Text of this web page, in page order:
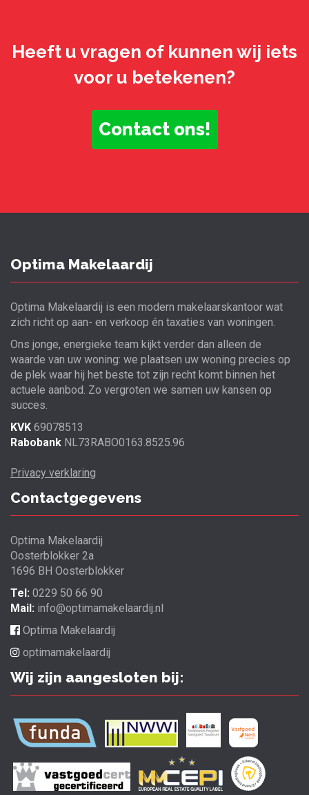
Heeft u vragen of kunnen wij iets
voor u betekenen?
Contact ons!
Optima Makelaardij
Optima Makelaardij is een modern makelaarskantoor wat
zich richt op aan- en verkoop én taxaties van woningen.
Ons jonge, energieke team kijkt verder dan alleen de
waarde van uw woning: we plaatsen uw woning precies op
de plek waar hij het beste tot zijn recht komt binnen het
actuele aanbod. Zo vergroten we samen uw kansen op
succes.
KVK 69078513
Rabobank NL73RABO0163.8525.96
Privacy verklaring
Contactgegevens
Optima Makelaardij
Oosterblokker 2a
1696 BH Oosterblokker
Tel: 0229 50 66 90
Mail: info@optimamakelaardij.nl
Optima Makelaardij
optimamakelaardij
Wij zijn aangesloten bij: